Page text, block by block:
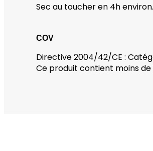
Sec au toucher en 4h environ.
COV
Directive 2004/42/CE :
Ce produit contient moins de